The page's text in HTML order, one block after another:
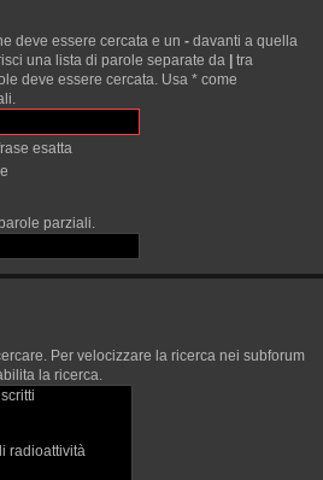
deve essere cercata e un - davanti a quella
una lista di parole separate da | tra
deve essere cercata. Usa * come
esatta
parziali.
Per velocizzare la ricerca nei subforum
la ricerca.